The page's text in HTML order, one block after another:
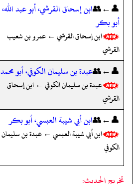
👤←👥ابن إسحاق القرشي، أبو عبد الله،
أبو بكر
ابن إسحاق القرشي ← عمرو بن شعيب
القرشي
👤←👥عبدة بن سليمان الكوفي، أبو محمد
عبدة بن سليمان الكوفي ← ابن إسحاق
القرشي
👤←👥ابن أبي شيبة العبسي، أبو بكر
ابن أبي شيبة العبسي ← عبدة بن سليمان
الكوفي
تخريج الحديث: